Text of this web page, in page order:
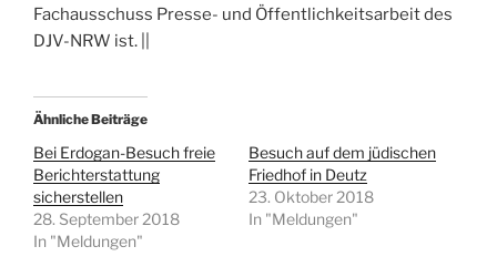
Fachausschuss Presse- und Öffentlichkeitsarbeit des
DJV-NRW ist. ||
Ähnliche Beiträge
Bei Erdogan-Besuch freie
Berichterstattung
sicherstellen
28. September 2018
In "Meldungen"
Besuch auf dem jüdischen
Friedhof in Deutz
23. Oktober 2018
In "Meldungen"